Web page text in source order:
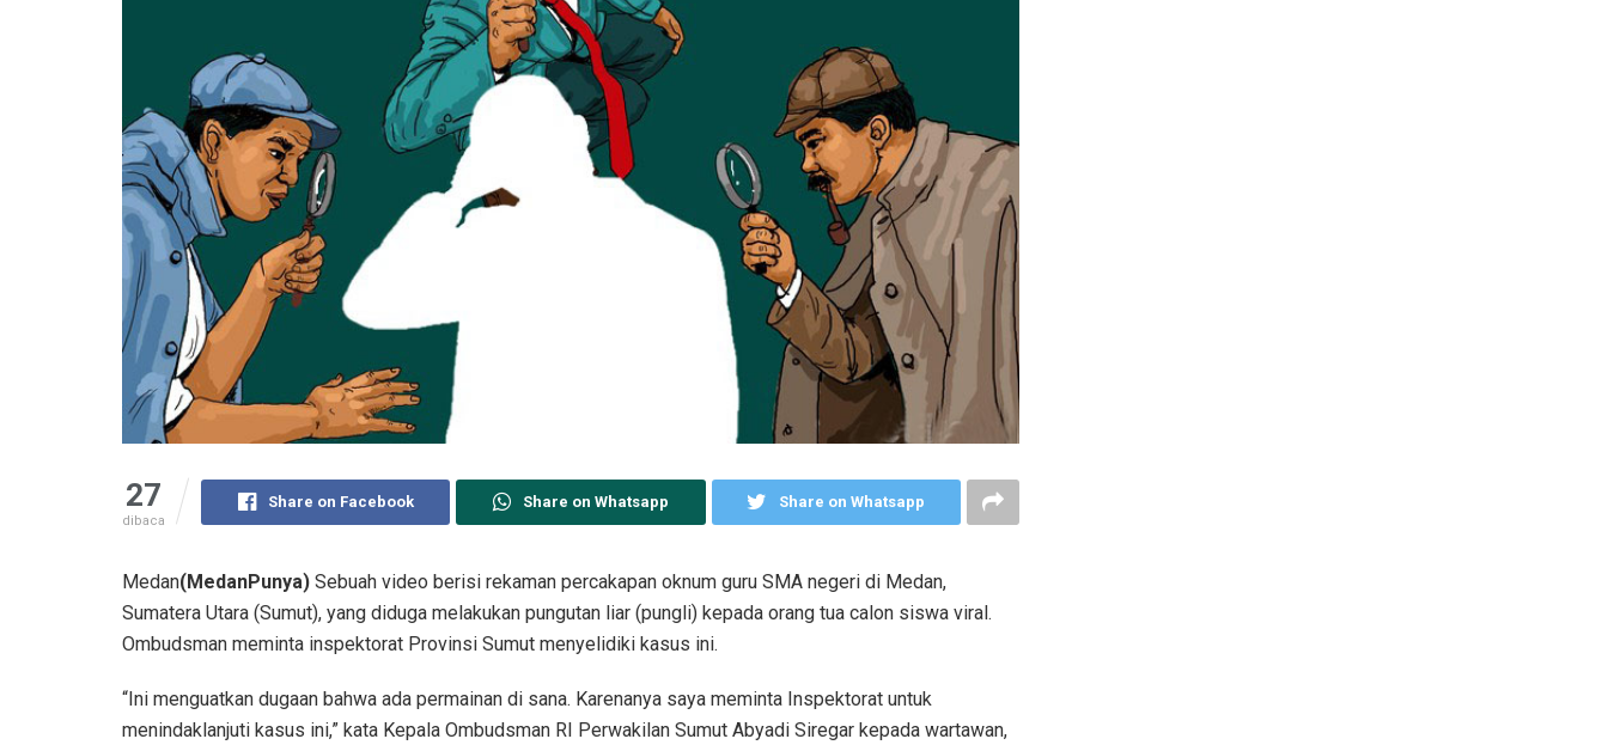
27
dibaca
Share on Facebook Share on Whatsapp Share on Whatsapp
Medan(MedanPunya) Sebuah video berisi rekaman percakapan oknum guru SMA negeri di Medan,
Sumatera Utara (Sumut), yang diduga melakukan pungutan liar (pungli) kepada orang tua calon siswa viral.
Ombudsman meminta inspektorat Provinsi Sumut menyelidiki kasus ini.
“Ini menguatkan dugaan bahwa ada permainan di sana. Karenanya saya meminta Inspektorat untuk
menindaklanjuti kasus ini,” kata Kepala Ombudsman RI Perwakilan Sumut Abyadi Siregar kepada wartawan,